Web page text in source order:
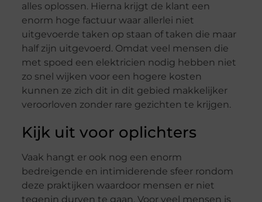
alles oplossen. Hierna krijgt de klant een
enorm hoge factuur waar allerlei niet
uitgevoerde taken op staan of taken die maar
half zijn uitgevoerd. Omdat veel mensen die
met spoed een elektricien nodig hebben niet
zo snel wijken voor een hogere kosten
kunnen ze zich dit in dit gebied makkelijker
veroorloven zonder rare gezichten te krijgen.
Kijk uit voor oplichters
Vaak hangt er ook nog een enorm
bedreigende en intimiderende sfeer rondom
deze praktijken waardoor mensen er niet
tegenin durven te gaan. Voor veel mensen is